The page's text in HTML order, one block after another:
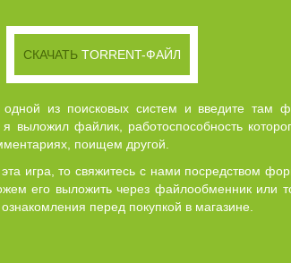
СКАЧАТЬTORRENT-ФАЙЛ
одной из поисковых систем и введите там
выложил файлик, работоспособность
поищем другой.
игра, то свяжитесь с нами посредством
его выложить через файлообменник или
перед покупкой в магазине.